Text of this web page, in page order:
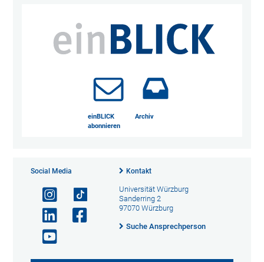
einBLICK
abonnieren
Archiv
Social Media Kontakt
Universität Würzburg
Sanderring 2
97070 Würzburg
Suche Ansprechperson